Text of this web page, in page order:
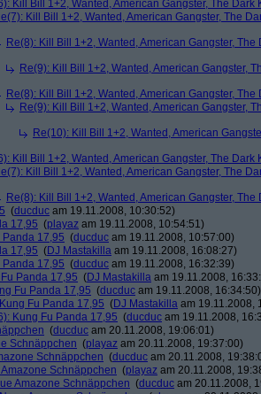
Kill Bill 1+2, Wanted, American Gangster, The Dark
Kill Bill 1+2, Wanted, American Gangster, The
Re(8): Kill Bill 1+2, Wanted, American Gangster, The
Re(9): Kill Bill 1+2, Wanted, American Gangster,
Re(8): Kill Bill 1+2, Wanted, American Gangster, The
Re(9): Kill Bill 1+2, Wanted, American Gangster,
Re(10): Kill Bill 1+2, Wanted, American
Kill Bill 1+2, Wanted, American Gangster, The Dark
Kill Bill 1+2, Wanted, American Gangster, The
Re(8): Kill Bill 1+2, Wanted, American Gangster, The
(ducduc am 19.11.2008, 10:30:52)
17,95 (playaz am 19.11.2008, 10:54:51)
Panda 17,95 (ducduc am 19.11.2008, 10:57:00)
17,95 (DJ Mastakilla am 19.11.2008, 16:08:27)
Panda 17,95 (ducduc am 19.11.2008, 16:32:39)
Panda 17,95 (DJ Mastakilla am 19.11.2008,
Fu Panda 17,95 (ducduc am 19.11.2008, 16:34:50)
Fu Panda 17,95 (DJ Mastakilla am 19.11.2008,
Kung Fu Panda 17,95 (ducduc am 19.11.2008,
(ducduc am 20.11.2008, 19:06:01)
Schnäppchen (playaz am 20.11.2008, 19:37:00)
Schnäppchen (ducduc am 20.11.2008,
Schnäppchen (playaz am 20.11.2008,
Amazone Schnäppchen (ducduc am 20.11.2008,